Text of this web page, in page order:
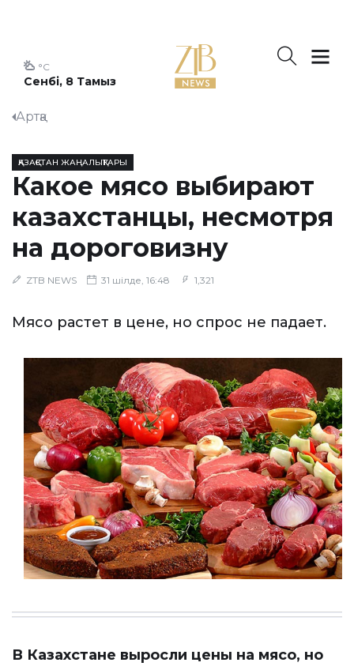
Сенбі, 8 Тамыз
°C
Артқа
ҚАЗАҚСТАН ЖАҢАЛЫҚТАРЫ
Какое мясо выбирают
казахстанцы, несмотря
на дороговизну
ZTB NEWS 31 шілде, 16:48 1,321
Мясо растет в цене, но спрос не падает.
В Казахстане выросли цены на мясо, но